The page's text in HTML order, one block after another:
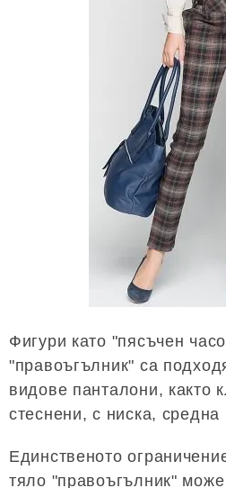
Фигури като "пясъчен
"правоъгълник" са
видове панталони, както
стеснени, с ниска, средна
Единственото
тяло "правоъгълник"